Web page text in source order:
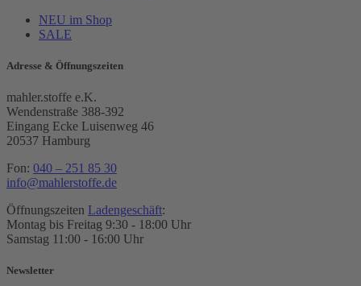
NEU im Shop
SALE
Adresse & Öffnungszeiten
mahler.stoffe e.K.
Wendenstraße 388-392
Eingang Ecke Luisenweg 46
20537 Hamburg
Fon: 040 – 251 85 30
info@mahlerstoffe.de
Öffnungszeiten Ladengeschäft:
Montag bis Freitag 9:30 - 18:00 Uhr
Samstag 11:00 - 16:00 Uhr
Newsletter